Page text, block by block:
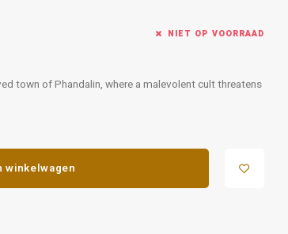
NIET OP VOORRAAD
town of Phandalin, where a malevolent cult threatens
winkelwagen